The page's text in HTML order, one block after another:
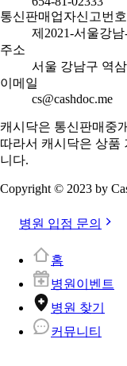
통신판매업자신고번호
제2021-서울강남
주소
서울 강남구 역
이메일
cs@cashdoc.me
캐시닥은 통신판매중
따라서 캐시닥은 상품
니다.
Copyright © 2023 by
병원 입점 문의
홈
병원이벤트
병원 찾기
커뮤니티